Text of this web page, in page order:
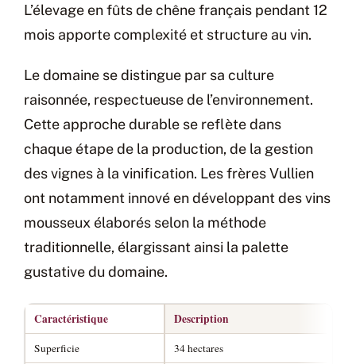
L’élevage en fûts de chêne français pendant 12
mois apporte complexité et structure au vin.
Le domaine se distingue par sa culture
raisonnée, respectueuse de l’environnement.
Cette approche durable se reflète dans
chaque étape de la production, de la gestion
des vignes à la vinification. Les frères Vullien
ont notamment innové en développant des vins
mousseux élaborés selon la méthode
traditionnelle, élargissant ainsi la palette
gustative du domaine.
Caractéristique Description
Superficie 34 hectares